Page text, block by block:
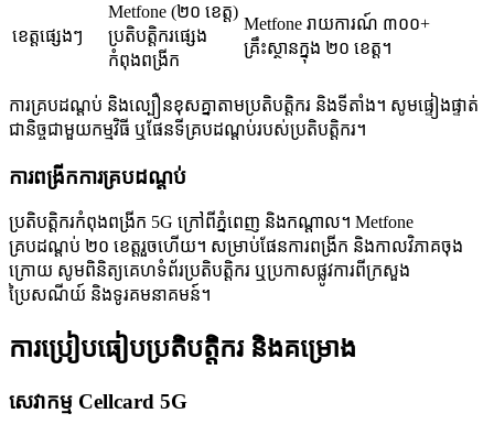
ខេត្តផ្សេងៗ
Metfone (២០ ខេត្ត)
ប្រតិបត្តិករផ្សេង
កំពុងពង្រីក
Metfone រាយការណ៍ ៣០០+
គ្រឹះស្ថានក្នុង ២០ ខេត្ត។
ការគ្របដណ្តប់ និងល្បឿនខុសគ្នាតាមប្រតិបត្តិករ និងទីតាំង។ សូមផ្ទៀងផ្ទាត់
ជានិច្ចជាមួយកម្មវិធី ឬផែនទីគ្របដណ្តប់របស់ប្រតិបត្តិករ។
ការពង្រីកការគ្របដណ្តប់
ប្រតិបត្តិករកំពុងពង្រីក 5G ក្រៅពីភ្នំពេញ និងកណ្តាល។ Metfone
គ្របដណ្តប់ ២០ ខេត្តរួចហើយ។ សម្រាប់ផែនការពង្រីក និងកាលវិភាគចុង
ក្រោយ សូមពិនិត្យគេហទំព័រប្រតិបត្តិករ ឬប្រកាសផ្លូវការពីក្រសួង
ប្រៃសណីយ៍ និងទូរគមនាគមន៍។
ការប្រៀបធៀបប្រតិបត្តិករ និងគម្រោង
សេវាកម្ម Cellcard 5G